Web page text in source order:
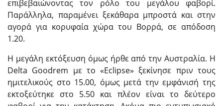
επιβεβαιώνοντας τον ρόλο του μεγάλου φαβορί.
Παράλληλα, παραμένει ξεκάθαρα μπροστά και στην
αγορά για κορυφαία χώρα του Βορρά, σε απόδοση
1.20.
Η μεγάλη εκτόξευση όμως ήρθε από την Αυστραλία. Η
Delta Goodrem με το «Eclipse» ξεκίνησε πριν τους
ημιτελικούς στο 15.00, όμως μετά την εμφάνισή της
εκτοξεύτηκε στο 5.50 και πλέον είναι το δεύτερο